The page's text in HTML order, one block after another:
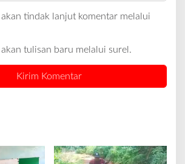
akan tindak lanjut komentar melalui
tulisan baru melalui surel.